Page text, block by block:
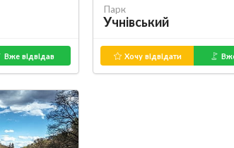
Вже відвідав
Парк
Учнівський
Хочу відвідати